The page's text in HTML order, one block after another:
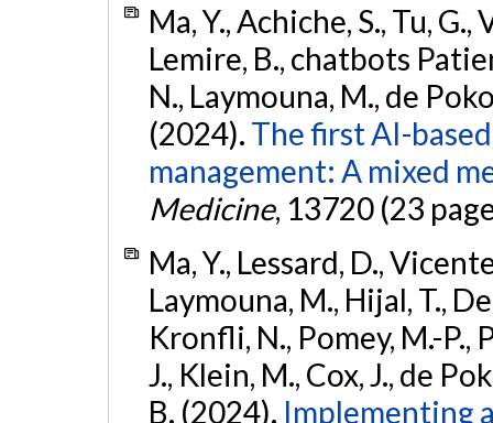
Ma, Y., Achiche, S., Tu,
Lemire, B., chatbots
N., Laymouna, M., de
(2024). The first AI-
management: A mixed
Medicine, 13720 (23
Ma, Y., Lessard, D.,
Laymouna, M., Hijal, T.,
Kronfli, N., Pomey, M.-P.,
J., Klein, M., Cox, J., de
B. (2024). Implementing